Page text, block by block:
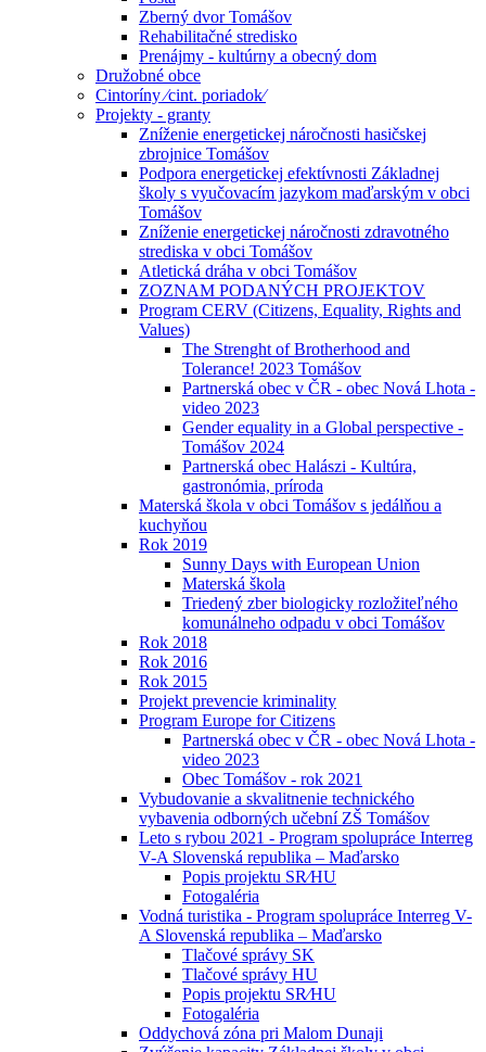
Zberný dvor Tomášov
Rehabilitačné stredisko
Prenájmy - kultúrny a obecný dom
Družobné obce
Cintoríny ⁄cint. poriadok⁄
Projekty - granty
Zníženie energetickej náročnosti hasičskej
zbrojnice Tomášov
Podpora energetickej efektívnosti Základnej
školy s vyučovacím jazykom maďarským v obci
Tomášov
Zníženie energetickej náročnosti zdravotného
strediska v obci Tomášov
Atletická dráha v obci Tomášov
ZOZNAM PODANÝCH PROJEKTOV
Program CERV (Citizens, Equality, Rights and
Values)
The Strenght of Brotherhood and
Tolerance! 2023 Tomášov
Partnerská obec v ČR - obec Nová Lhota -
video 2023
Gender equality in a Global perspective -
Tomášov 2024
Partnerská obec Halászi - Kultúra,
gastronómia, príroda
Materská škola v obci Tomášov s jedálňou a
kuchyňou
Rok 2019
Sunny Days with European Union
Materská škola
Triedený zber biologicky rozložiteľného
komunálneho odpadu v obci Tomášov
Rok 2018
Rok 2016
Rok 2015
Projekt prevencie kriminality
Program Europe for Citizens
Partnerská obec v ČR - obec Nová Lhota -
video 2023
Obec Tomášov - rok 2021
Vybudovanie a skvalitnenie technického
vybavenia odborných učební ZŠ Tomášov
Leto s rybou 2021 - Program spolupráce Interreg
V-A Slovenská republika – Maďarsko
Popis projektu SR⁄HU
Fotogaléria
Vodná turistika - Program spolupráce Interreg V-
A Slovenská republika – Maďarsko
Tlačové správy SK
Tlačové správy HU
Popis projektu SR⁄HU
Fotogaléria
Oddychová zóna pri Malom Dunaji